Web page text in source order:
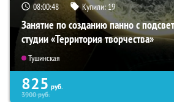
08:00:47 Купили:19
Занятие по созданию панно с
студии «Территория творчества»
Тушинская
825 руб.
3900руб.